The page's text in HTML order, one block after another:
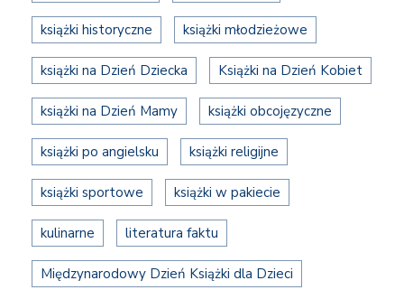
książki historyczne książki młodzieżowe
książki na Dzień Dziecka Książki na Dzień Kobiet
książki na Dzień Mamy książki obcojęzyczne
książki po angielsku książki religijne
książki sportowe książki w pakiecie
kulinarne literatura faktu
Międzynarodowy Dzień Książki dla Dzieci